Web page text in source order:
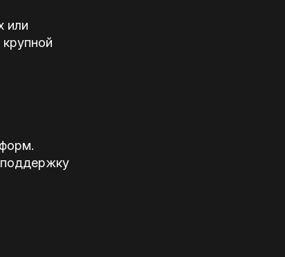
или
поддержку